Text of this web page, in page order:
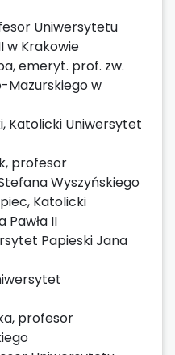
Uniwersytetu
w Krakowie
emeryt. prof. zw.
Mazurskiego w
Katolicki Uniwersytet
profesor
Wyszyńskiego
Katolicki
Pawła II
Papieski Jana
profesor